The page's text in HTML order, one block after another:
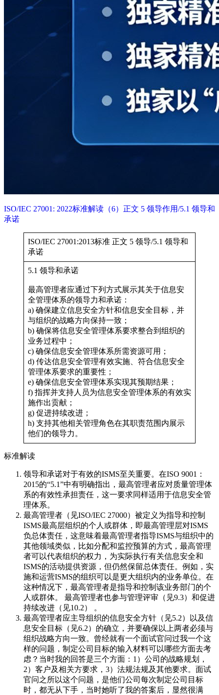
ISO/IEC 27001: 2022标准解读（6）正文 5 领导作用/5.1 领导和
承诺
ISO/IEC 27001:2013标准 正文 5 领导/5.1 领导和
承诺
5.1 领导和承诺
最高管理者应通过下列方式展示其关于信息安
全管理体系的领导力和承诺：
a) 确保建立信息安全方针和信息安全目标，并
与组织的战略方向保持一致；
b) 确保将信息安全管理体系要求整合到组织的
业务过程中；
c) 确保信息安全管理体系所需资源可用；
d) 传达信息安全管理有效实施、符合信息安全
管理体系要求的重要性；
e) 确保信息安全管理体系实现其预期结果；
f) 指挥并支持人员为信息安全管理体系的有效实
施作出贡献；
g) 促进持续改进；
h) 支持其他相关管理角色在其职责范围内展示
他们的领导力。
标准解读
领导和承诺对于有效的ISMS至关重要。在ISO 9001：
2015的“5.1”中有明确指出，最高管理者应对质量管理体
系的有效性承担责任，这一要求同样适用于信息安全管
理体系。
最高管理者（见ISO/IEC 27000）被定义为指导和控制
ISMS最高层组织的个人或群体，即最高管理层对ISMS
负总体责任，这意味着最高管理者指导ISMS与组织中的
其他领域类似，比如分配和监控预算的方式，最高管理
者可以代表组织的权力，为实际执行有关信息安全和
ISMS的活动提供资源，但仍然保留总体责任。例如，实
施和运营ISMS的组织可以是更大组织内的业务单位。在
这种情况下，最高管理者是指导和控制该业务部门的个
人或群体。 最高管理者也参与管理评审（见9.3）和促进
持续改进（见10.2） 。
最高管理者应主导组织的信息安全方针（见5.2）以及信
息安全目标（见6.2）的确立，并要确保以上两者必须与
组织战略方向一致。曾经就有一个面试官问过我一个这
样的问题，制定公司目标的输入材料可以哪些方面去考
虑？当时我的回答是三个方面：1）公司的战略规划，
2）客户及相关方要求，3）法规法规及其他要求。面试
官问之所以这个问题，是他们公司每次制定公司目标
时，都无从下手，当时她听了我的答案后，显然很满